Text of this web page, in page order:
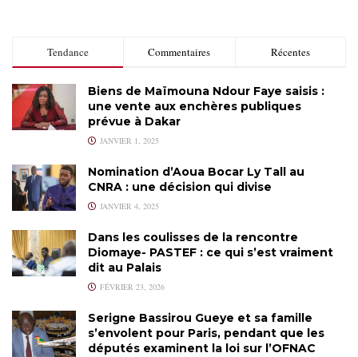
Tendance Commentaires Récentes
Biens de Maïmouna Ndour Faye saisis :
une vente aux enchères publiques
prévue à Dakar
JANVIER 1, 2025
Nomination d’Aoua Bocar Ly Tall au
CNRA : une décision qui divise
JANVIER 4, 2025
Dans les coulisses de la rencontre
Diomaye- PASTEF : ce qui s’est vraiment
dit au Palais
FÉVRIER 23, 2026
Serigne Bassirou Gueye et sa famille
s’envolent pour Paris, pendant que les
députés examinent la loi sur l’OFNAC